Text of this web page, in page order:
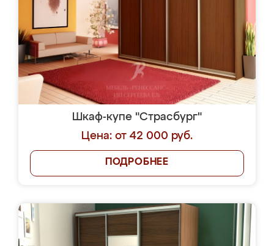
Шкаф-купе "Страсбург"
Цена: от 42 000 руб.
ПОДРОБНЕЕ